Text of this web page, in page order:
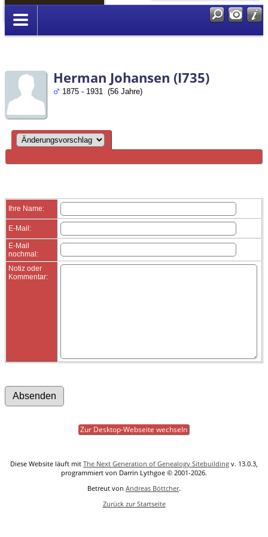
Anmelden
Herman Johansen (I735)
1875 - 1931 (56 Jahre)
Ihre Name:
E-Mail:
E-Mail
nochmal:
Notiz oder
Kommentar:
Zur Desktop-Webseite wechseln
Diese Website läuft mit The Next Generation of Genealogy Sitebuilding v. 13.0.3,
programmiert von Darrin Lythgoe © 2001-2026.
Betreut von Andreas Böttcher.
Zurück zur Startseite